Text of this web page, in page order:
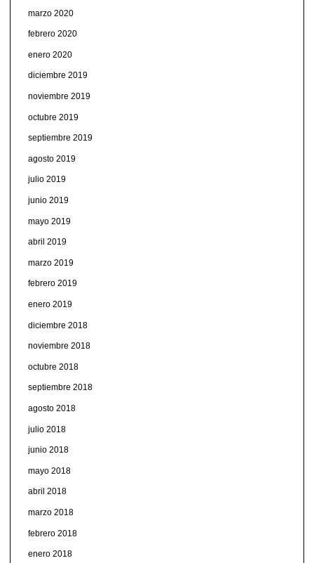
marzo 2020
febrero 2020
enero 2020
diciembre 2019
noviembre 2019
octubre 2019
septiembre 2019
agosto 2019
julio 2019
junio 2019
mayo 2019
abril 2019
marzo 2019
febrero 2019
enero 2019
diciembre 2018
noviembre 2018
octubre 2018
septiembre 2018
agosto 2018
julio 2018
junio 2018
mayo 2018
abril 2018
marzo 2018
febrero 2018
enero 2018